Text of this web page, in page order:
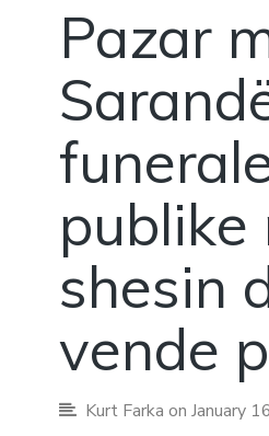
Pazar
publike
shesin
vende
Kurt Farka on January